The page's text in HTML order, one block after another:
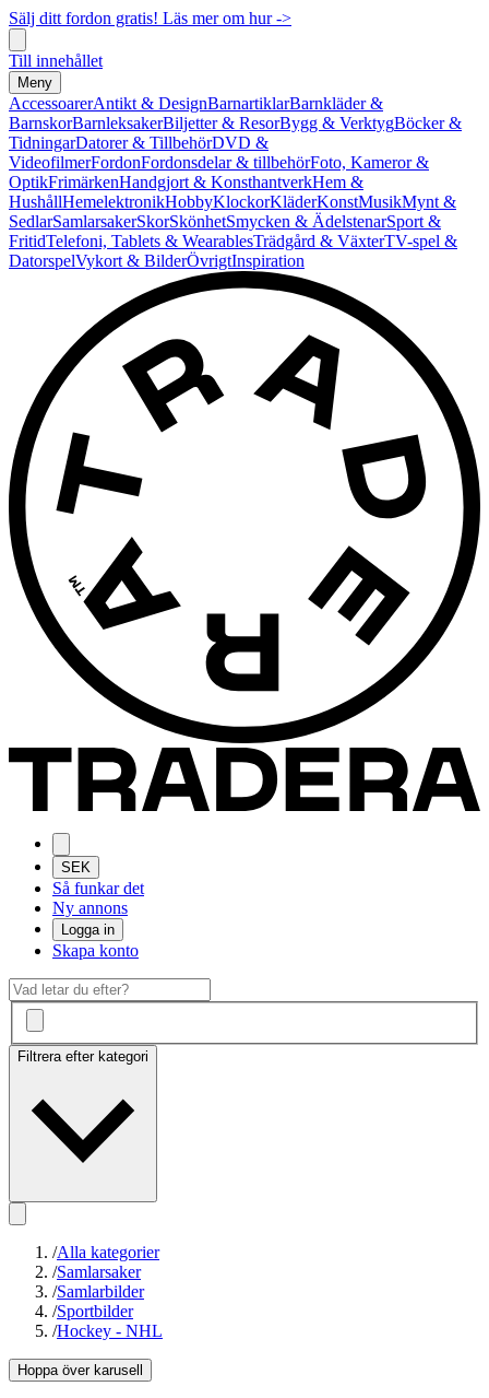
Sälj ditt fordon gratis! Läs mer om hur ->
Till innehållet
Meny
AccessoarerAntikt & DesignBarnartiklarBarnkläder &
BarnskorBarnleksakerBiljetter & ResorBygg & VerktygBöcker &
TidningarDatorer & TillbehörDVD &
VideofilmerFordonFordonsdelar & tillbehörFoto, Kameror &
OptikFrimärkenHandgjort & KonsthantverkHem &
HushållHemelektronikHobbyKlockorKläderKonstMusikMynt &
SedlarSamlarsakerSkorSkönhetSmycken & ÄdelstenarSport &
FritidTelefoni, Tablets & WearablesTrädgård & VäxterTV-spel &
DatorspelVykort & BilderÖvrigtInspiration
SEK
Så funkar det
Ny annons
Logga in
Skapa konto
Filtrera efter kategori
/Alla kategorier
/Samlarsaker
/Samlarbilder
/Sportbilder
/Hockey - NHL
Hoppa över karusell